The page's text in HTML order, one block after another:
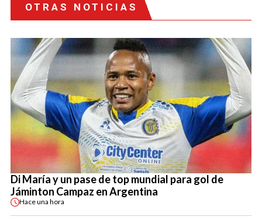
OTRAS NOTICIAS
Di María y un pase de top mundial para gol de
Jáminton Campaz en Argentina
Haceuna hora